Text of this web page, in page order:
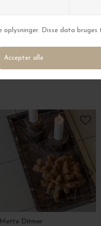
HUMDAKIN
Bakke Terrazzo
Mette Ditmer